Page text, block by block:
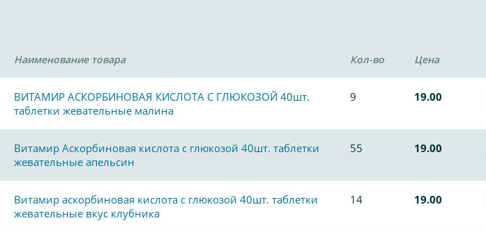
Наименование товара Кол-во Цена
ВИТАМИР АСКОРБИНОВАЯ КИСЛОТА С ГЛЮКОЗОЙ 40шт.
таблетки жевательные малина
9 19.00
Витамир Аскорбиновая кислота с глюкозой 40шт. таблетки
жевательные апельсин
55 19.00
Витамир аскорбиновая кислота с глюкозой 40шт. таблетки
жевательные вкус клубника
14 19.00